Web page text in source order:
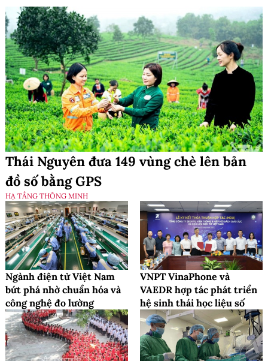
Thái Nguyên đưa 149 vùng chè lên bản
đồ số bằng GPS
HẠ TẦNG THÔNG MINH
Ngành điện tử Việt Nam
bứt phá nhờ chuẩn hóa và
công nghệ đo lường
VNPT VinaPhone và
VAEDR hợp tác phát triển
hệ sinh thái học liệu số